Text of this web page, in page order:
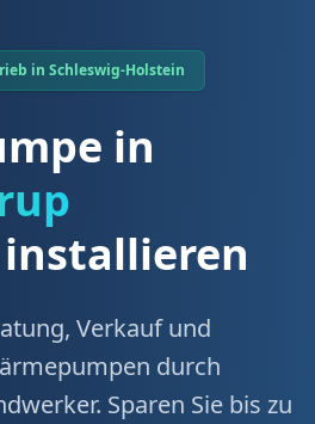
in Schleswig-Holstein
in
Verkauf und
durch
Sparen Sie bis zu